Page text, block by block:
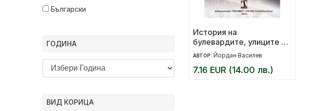
Български
ГОДИНА
ВИД КОРИЦА
История на
булевардите, улиците и
площадите в София
АВТОР: Йордан Василев
7.16 EUR (14.00 лв.)